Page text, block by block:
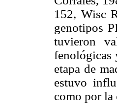
152, Wisc
genotipos
tuvieron
fenológicas
etapa de
estuvo
como por la